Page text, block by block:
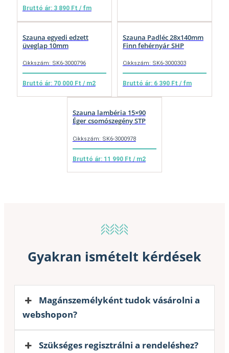
Bruttó ár: 3 890 Ft / fm
Szauna egyedi edzett
üveglap 10mm
Cikkszám: SK6-3000796
Bruttó ár: 70 000 Ft / m2
Szauna Padléc 28x140mm
Finn fehérnyár SHP
Cikkszám: SK6-3000303
Bruttó ár: 6 390 Ft / fm
Szauna lambéria 15×90
Éger csomószegény STP
Cikkszám: SK6-3000978
Bruttó ár: 11 990 Ft / m2
Gyakran ismételt kérdések
Magánszemélyként tudok vásárolni a
webshopon?
Szükséges regisztrálni a rendeléshez?